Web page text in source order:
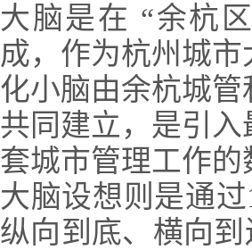
大脑是在 “余杭
成，作为杭州城
化小脑由余杭城
共同建立，是引
套城市管理工作
大脑设想则是通
纵向到底、横向